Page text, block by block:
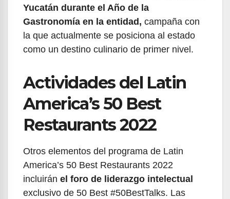
Yucatán durante el Año de la
Gastronomía en la entidad, campaña con
la que actualmente se posiciona al estado
como un destino culinario de primer nivel.
Actividades del Latin
America’s 50 Best
Restaurants 2022
Otros elementos del programa de Latin
America’s 50 Best Restaurants 2022
incluirán el foro de liderazgo intelectual
exclusivo de 50 Best #50BestTalks. Las